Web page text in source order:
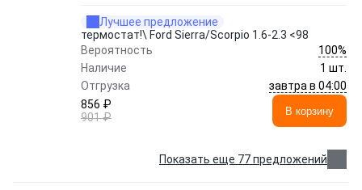
Лучшее предложение
термостат!\ Ford Sierra/Scorpio 1.6-2.3 <98
Вероятность
100%
Наличие
1 шт.
Отгрузка
завтра в 04:00
856 ₽
901 ₽
В корзину
Показать еще 77 предложений